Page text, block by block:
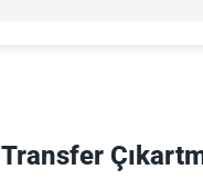
Transfer